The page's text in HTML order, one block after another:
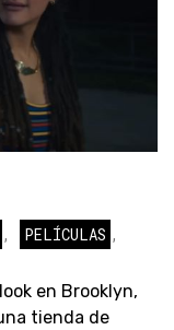
, PELÍCULAS ,
en Brooklyn,
tienda de